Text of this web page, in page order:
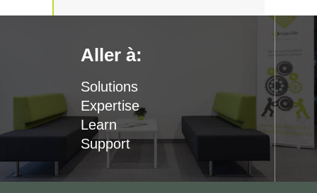
Aller à:
Solutions
Expertise
Learn
Support